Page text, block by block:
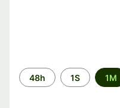
Período
de
48h 1S 1M